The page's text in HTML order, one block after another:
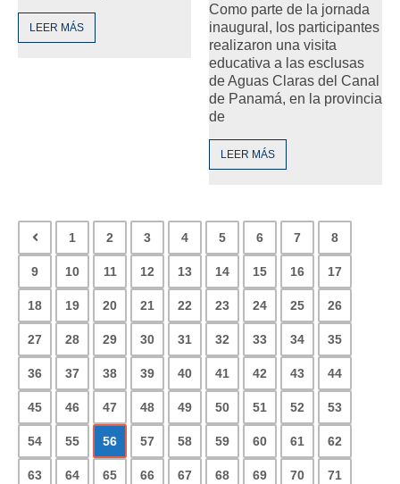
LEER MÁS
Como parte de la jornada
inaugural, los participantes
realizaron una visita
educativa a las esclusas
de Aguas Claras del Canal
de Panamá, en la provincia
de
LEER MÁS
1 2 3 4 5 6 7 8
9 10 11 12 13 14 15 16 17
18 19 20 21 22 23 24 25 26
27 28 29 30 31 32 33 34 35
36 37 38 39 40 41 42 43 44
45 46 47 48 49 50 51 52 53
54 55 56 57 58 59 60 61 62
63 64 65 66 67 68 69 70 71